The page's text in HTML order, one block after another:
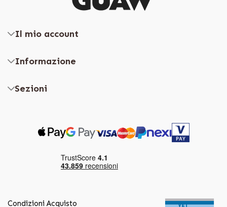
Il mio account
Informazione
Sezioni
Condizioni Acquisto